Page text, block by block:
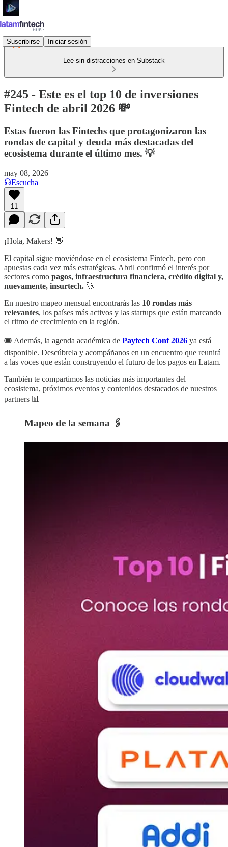
Suscribirse Iniciar sesión
Lee sin distracciones en Substack
#245 - Este es el top 10 de inversiones
Fintech de abril 2026 💸
Estas fueron las Fintechs que protagonizaron las
rondas de capital y deuda más destacadas del
ecosistema durante el último mes. 💡
may 08, 2026
Escucha
11
¡Hola, Makers! 👋🏻
El capital sigue moviéndose en el ecosistema Fintech, pero con
apuestas cada vez más estratégicas. Abril confirmó el interés por
sectores como pagos, infraestructura financiera, crédito digital y,
nuevamente, insurtech. 🚀
En nuestro mapeo mensual encontrarás las 10 rondas más
relevantes, los países más activos y las startups que están marcando
el ritmo de crecimiento en la región.
🎟️ Además, la agenda académica de Paytech Conf 2026 ya está
disponible. Descúbrela y acompáñanos en un encuentro que reunirá
a las voces que están construyendo el futuro de los pagos en Latam.
También te compartimos las noticias más importantes del
ecosistema, próximos eventos y contenidos destacados de nuestros
partners 📊
Mapeo de la semana 🖇️